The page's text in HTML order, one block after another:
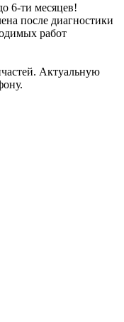
6-ти месяцев!
после диагностики
работ
Актуальную